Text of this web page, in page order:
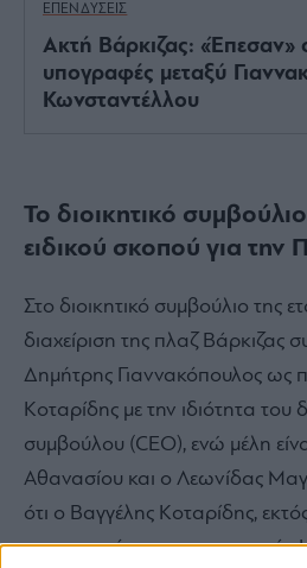
ΕΠΕΝΔΥΣΕΙΣ
Ακτή Βάρκιζας: «Έπεσαν»
υπογραφές μεταξύ
Κωνσταντέλλου
Το διοικητικό συμβούλιο
ειδικού σκοπού για την
Στο διοικητικό συμβούλιο της
διαχείριση της πλαζ Βάρκιζας
Δημήτρης Γιαννακόπουλος ως
Κοταρίδης με την ιδιότητα του
συμβούλου (CEO), ενώ μέλη
Αθανασίου και ο Λεωνίδας
ότι ο Βαγγέλης Κοταρίδης,
και γαμπρός του